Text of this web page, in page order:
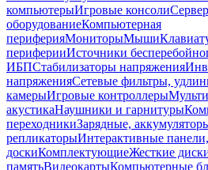
компьютерыИгровые консоли
оборудованиеКомпьютерная
периферияМониторыМыши
периферииИсточники
ИБПСтабилизаторы напряжения
напряженияСетевые фильтры,
камерыИгровые контроллеры
акустикаНаушники и гарнитуры
переходникиЗарядные,
репликаторыИнтерактивные панели,
доскиКомплектующиеЖесткие
памятьВидеокартыКомпьютерные